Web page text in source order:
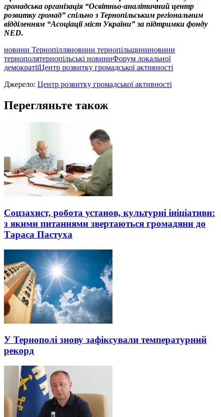
громадська організація “Освітньо-аналітичний центр
розвитку громад” спільно з Тернопільським регіональним
відділенням “Асоціації міст України” за підтримки фонду
NED.
новини Тернопілляновини тернопільщининовини
тернополятернопільські новиниФорум локальної
демократіїЦентр розвитку громадської активності
Джерело: Центр розвитку громадської активності
Перегляньте також
Соцзахист, робота установ, культурні ініціативи:
з якими питаннями звертаються громадяни до
Тараса Пастуха
У Тернополі знову зафіксували температурний
рекорд